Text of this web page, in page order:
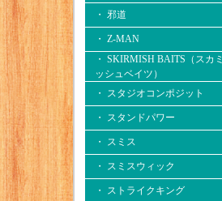
・ 邪道
・ Z-MAN
・ SKIRMISH BAITS（スカミ
ッシュベイツ）
・ スタジオコンポジット
・ スタンドパワー
・ スミス
・ スミスウィック
・ ストライクキング